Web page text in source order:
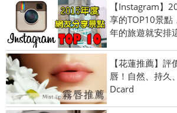
【Instagram】
享的TOP10景點
年的旅遊就安排
【花蓮推薦】
唇！自然、持久
Dcard